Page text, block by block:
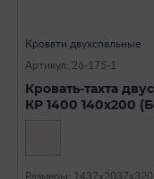
Кровати двухспальные
Артикул: 26-175-1
Кровать-тахта
КР 1400 140х200
Размеры: 1437х2037х320